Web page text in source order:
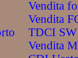
Vendita
Vendita
TDCI
Vendita